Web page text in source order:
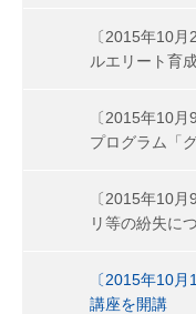
〔2015年10
ルエリート育
〔2015年10
プログラム「
〔2015年10
リ等の紛失に
〔2015年10
講座を開講